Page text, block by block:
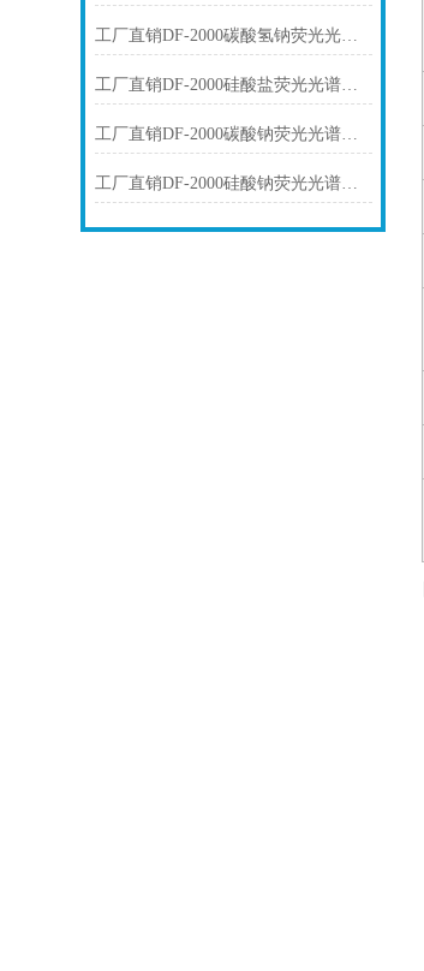
工厂直销DF-2000碳酸氢钠荧光光谱仪技术参数
工厂直销DF-2000硅酸盐荧光光谱仪技术参数
工厂直销DF-2000碳酸钠荧光光谱仪技术参数
工厂直销DF-2000硅酸钠荧光光谱仪技术参数